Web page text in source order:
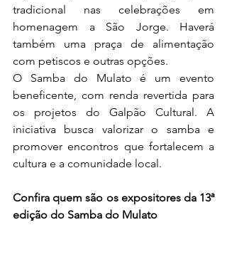
tradicional nas celebrações em
homenagem a São Jorge. Haverá
também uma praça de alimentação
com petiscos e outras opções.
O Samba do Mulato é um evento
beneficente, com renda revertida para
os projetos do Galpão Cultural. A
iniciativa busca valorizar o samba e
promover encontros que fortalecem a
cultura e a comunidade local.
Confira quem são os expositores da 13ª
edição do Samba do Mulato